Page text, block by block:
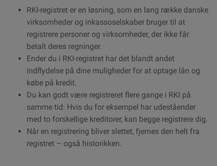
RKI-registret er en løsning, som en lang række danske
virksomheder og inkassoselskaber bruger til at
registrere personer og virksomheder, der ikke får
betalt deres regninger.
Ender du i RKI-registret har det blandt andet
indflydelse på dine muligheder for at optage lån og
købe på kredit.
Du kan godt være registreret flere gange i RKI på
samme tid: Hvis du for eksempel har udeståender
med to forskellige kreditorer, kan begge registrere dig.
Når en registrering bliver slettet, fjernes den helt fra
registret – også historikken.